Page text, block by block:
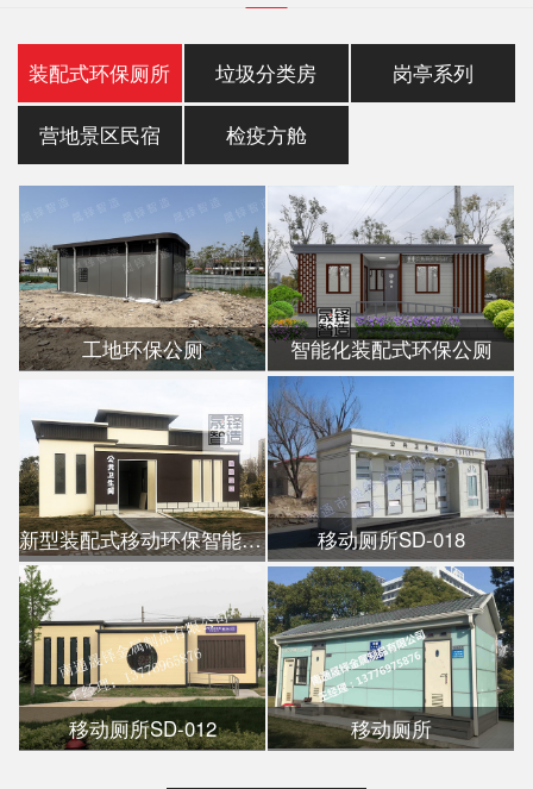
装配式环保厕所 垃圾分类房 岗亭系列
营地景区民宿 检疫方舱
工地环保公厕 智能化装配式环保公厕
新型装配式移动环保智能公厕 移动厕所SD-018
移动厕所SD-012 移动厕所